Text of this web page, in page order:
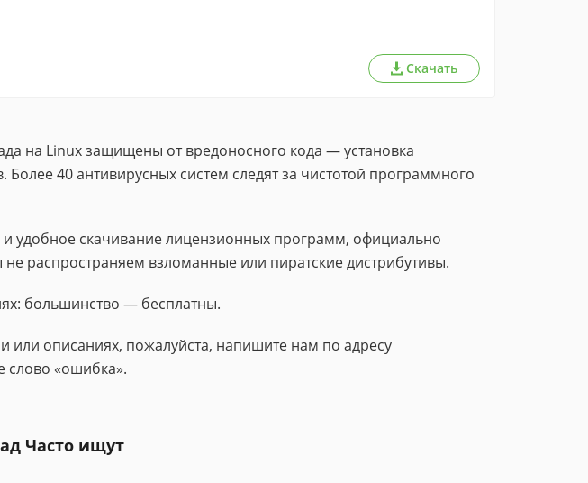
Скачать
на Linux защищены от вредоносного кода — установка
40 антивирусных систем следят за чистотой программного
и удобное скачивание лицензионных программ, официально
распространяем взломанные или пиратские дистрибутивы.
большинство — бесплатны.
или описаниях, пожалуйста, напишите нам по адресу
слово «ошибка».
Часто ищут